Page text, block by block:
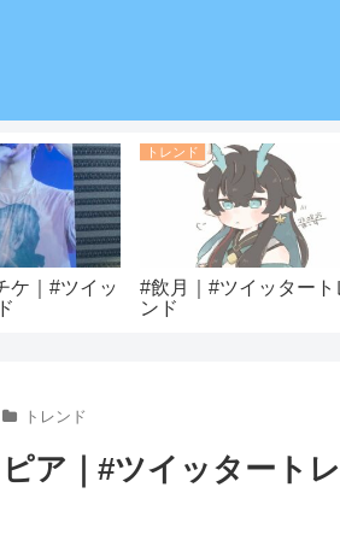
ケ｜#ツイッ
トレンド
#飲月｜#ツイッタート
ンド
トレンド
ア｜#ツイッタート